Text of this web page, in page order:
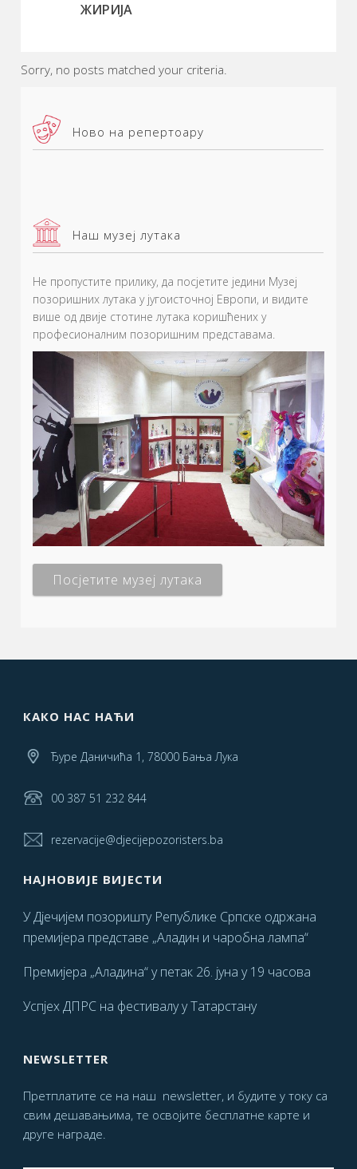
ЖИРИЈА
Sorry, no posts matched your criteria.
Ново на репертоару
Наш музеј лутака
Не пропустите прилику, да посјетите једини Музеј
позоришнихлутакау југоисточној Европи, и видите
више од двије стотине лутака коришћених у
професионалним позоришним представама.
Посјетите музеј лутака
КАКО НАС НАЋИ
Ђуре Даничића 1, 78000 Бања Лука
00 387 51 232 844
rezervacije@djecijepozoristers.ba
НАЈНОВИЈЕ ВИЈЕСТИ
У Дјечијем позоришту Републике Српске одржана
премијера представе „Аладин и чаробна лампа“
Премијера „Аладина“ у петак 26. јуна у 19 часова
Успјех ДПРС на фестивалу у Татарстану
NEWSLETTER
Претплатите се на наш newsletter, и будите у току са
свим дешавањима, те освојите бесплатне карте и
друге награде.